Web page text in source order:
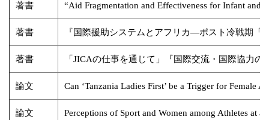
著書 “Aid Fragmentation and Effectiveness for Infant and
著書 『国際援助システムとアフリカ―ポスト冷戦期「
著書 「JICAの仕事を通じて」『国際交流・国際協力の
論文 Can ‘Tanzania Ladies First’ be a Trigger for Female
論文 Perceptions of Sport and Women among Athletes at a